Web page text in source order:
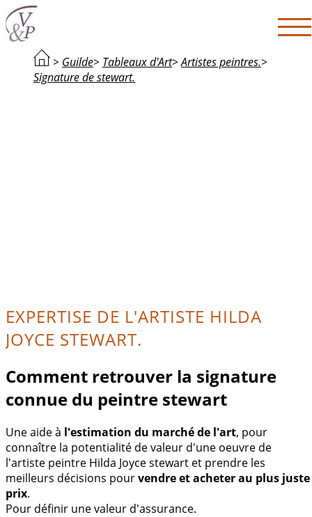
> Guilde> Tableaux d'Art>Artistes peintres.>
Signature de stewart.
EXPERTISE DE L'ARTISTE HILDA
JOYCE STEWART.
Comment retrouver la signature
connue du peintre stewart
Une aide à l'estimation du marché de l'art, pour
connaître la potentialité de valeur d'une oeuvre de
l'artiste peintre Hilda Joyce stewart et prendre les
meilleurs décisions pourvendre et acheter au plus juste
prix.
Pour définir une valeur d'assurance.